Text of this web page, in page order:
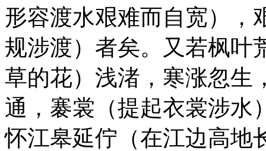
形容渡水艰难而自宽），
规涉渡）者矣。又若枫叶
草的花）浅渚，寒涨忽生
通，褰裳（提起衣裳涉水
怀江皋延佇（在江边高地